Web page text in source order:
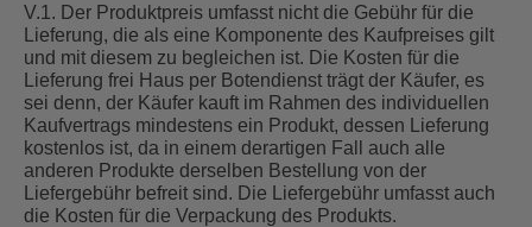
V.1. Der Produktpreis umfasst nicht die Gebühr für die
Lieferung, die als eine Komponente des Kaufpreises gilt
und mit diesem zu begleichen ist. Die Kosten für die
Lieferung frei Haus per Botendienst trägt der Käufer, es
sei denn, der Käufer kauft im Rahmen des individuellen
Kaufvertrags mindestens ein Produkt, dessen Lieferung
kostenlos ist, da in einem derartigen Fall auch alle
anderen Produkte derselben Bestellung von der
Liefergebühr befreit sind. Die Liefergebühr umfasst auch
die Kosten für die Verpackung des Produkts.